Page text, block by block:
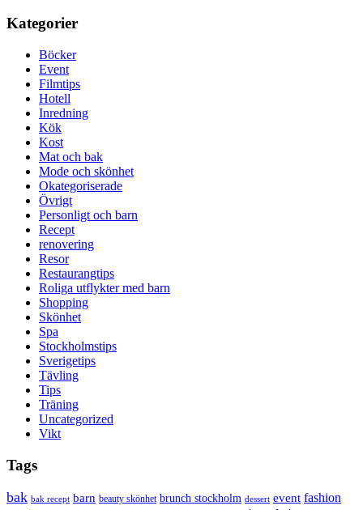
Kategorier
Böcker
Event
Filmtips
Hotell
Inredning
Kök
Kost
Mat och bak
Mode och skönhet
Okategoriserade
Övrigt
Personligt och barn
Recept
renovering
Resor
Restaurangtips
Roliga utflykter med barn
Shopping
Skönhet
Spa
Stockholmstips
Sverigetips
Tävling
Tips
Träning
Uncategorized
Vikt
Tags
bak bak recept barn beauty skönhet brunch stockholm dessert event fashion